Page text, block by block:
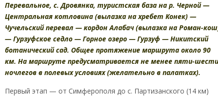
Перевальное, с. Дровянка, туристская база на р. Черной —
Центральная котловина (вылазка на хребет Конек) —
Чучельский перевал — кордон Алабач (вылазка на Роман-
— Гурзуфское седло — Горное озеро — Гурзуф — Никитский
ботанический сад. Общее протяжение маршрута около 90
км. На маршруте предусматривается не менее пяти-шести
ночлегов в полевых условиях (желательно в палатках).
Первый этап — от Симферополя до с. Партизанского (14 км)